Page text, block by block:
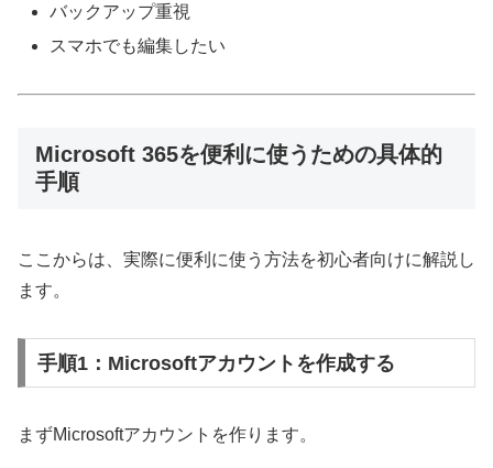
バックアップ重視
スマホでも編集したい
Microsoft 365を便利に使うための具体的
手順
ここからは、実際に便利に使う方法を初心者向けに解説し
ます。
手順1：Microsoftアカウントを作成する
まずMicrosoftアカウントを作ります。